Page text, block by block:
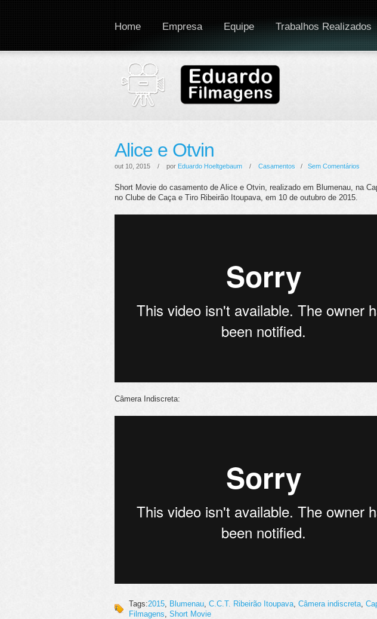
Home Empresa Equipe Trabalhos Realizados
Alice e Otvin
out 10, 2015 / por Eduardo Hoeltgebaum / Casamentos / Sem Comentários
Short Movie do casamento de Alice e Otvin, realizado em Blumenau, na
no Clube de Caça e Tiro Ribeirão Itoupava, em 10 de outubro de 2015.
Câmera Indiscreta:
Tags:2015 Blumenau C.C.T. Ribeirão Itoupava Câmera indiscreta
Filmagens Short Movie